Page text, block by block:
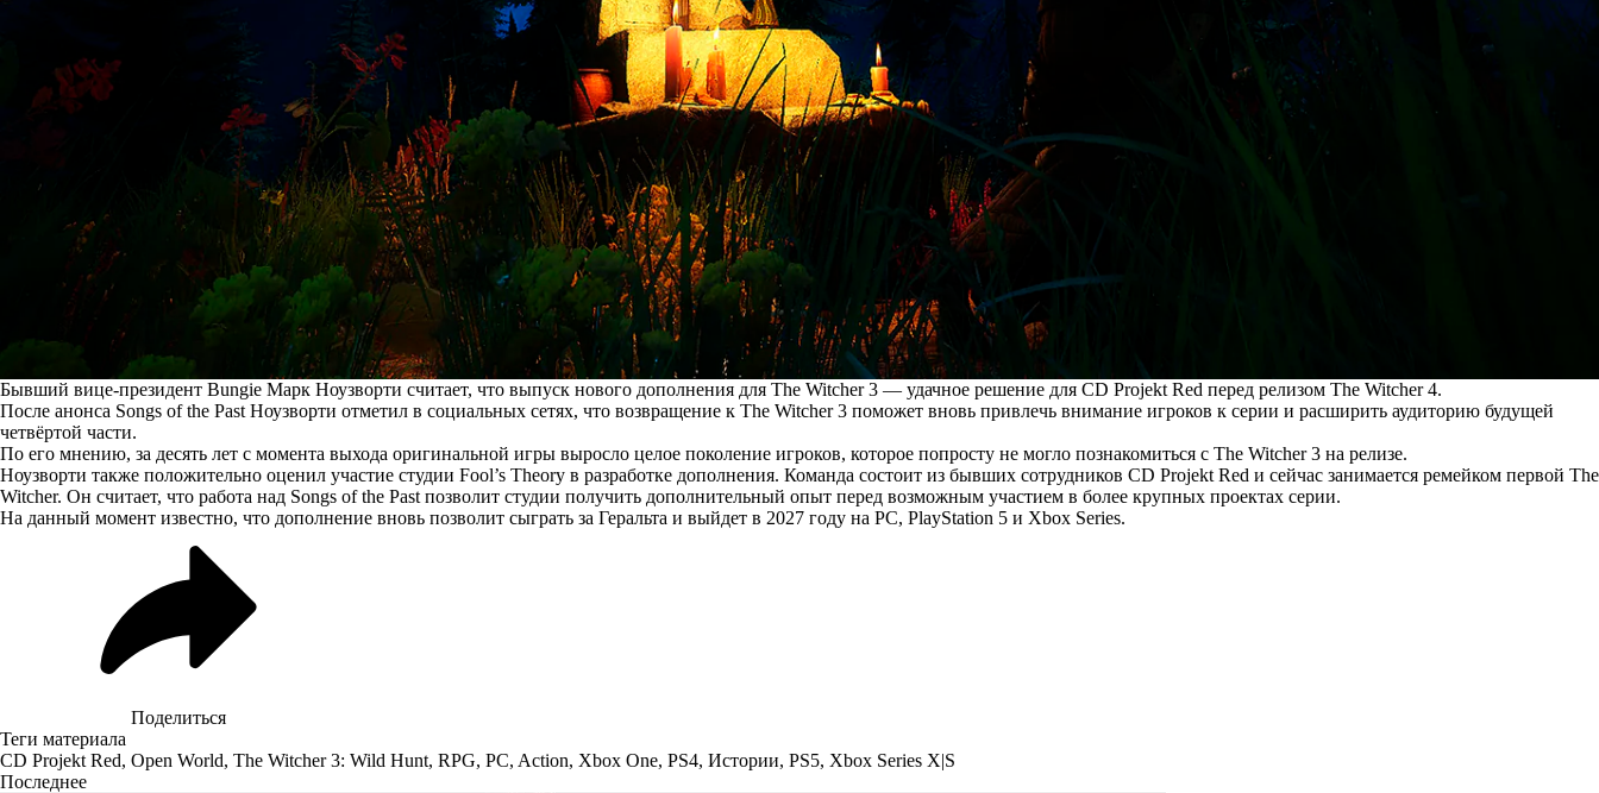
Бывший вице-президент Bungie Марк Ноузворти считает, что выпуск нового дополнения для The Witcher 3 — удачное решение для CD Projekt Red перед релизом The Witcher 4.
После анонса Songs of the Past Ноузворти отметил в социальных сетях, что возвращение к The Witcher 3 поможет вновь привлечь внимание игроков к серии и расширить аудиторию будущей
четвёртой части.
По его мнению, за десять лет с момента выхода оригинальной игры выросло целое поколение игроков, которое попросту не могло познакомиться с The Witcher 3 на релизе.
Ноузворти также положительно оценил участие студии Fool’s Theory в разработке дополнения. Команда состоит из бывших сотрудников CD Projekt Red и сейчас занимается ремейком первой The
Witcher. Он считает, что работа над Songs of the Past позволит студии получить дополнительный опыт перед возможным участием в более крупных проектах серии.
На данный момент известно, что дополнение вновь позволит сыграть за Геральта и выйдет в 2027 году на PC, PlayStation 5 и Xbox Series.
Поделиться
Теги материала
CD Projekt Red, Open World, The Witcher 3: Wild Hunt, RPG, PC, Action, Xbox One, PS4, Истории, PS5, Xbox Series X|S
Последнее